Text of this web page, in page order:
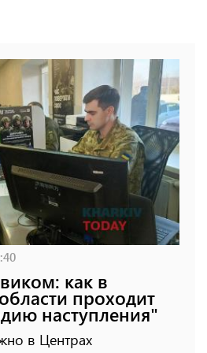
как в
проходит
наступления"
в Центрах